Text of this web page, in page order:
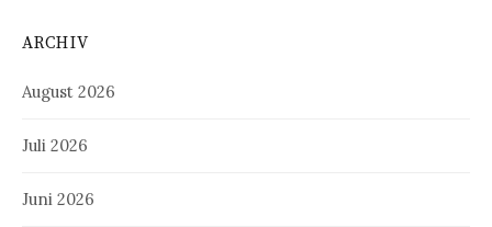
ARCHIV
August 2026
Juli 2026
Juni 2026